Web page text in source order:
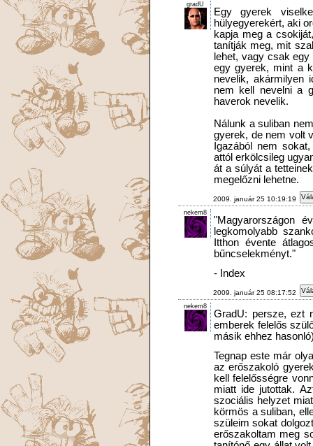
gradU
Egy gyerek
hülyegyerekért, aki
kapja meg a
tanítják meg, mit
lehet, vagy csak
egy gyerek, mint a
nevelik, akármilyen
nem kell nevelni a
haverok nevelik.
Nálunk a suliban
gyerek, de nem volt
Igazából nem
attól erkölcsileg
át a súlyát a
megelőzni lehetne.
2009. január 25 10:19:19
nekem8
"Magyarországon
legkomolyabb
Itthon évente
bűncselekményt."
- Index
2009. január 25 08:17:52
nekem8
GradU: persze, ezt
emberek felelős
másik ehhez
Tegnap este már
az erőszakoló
kell felelősségre
miatt ide jutottak.
szociális helyzet
körmös a suliban,
szüleim sokat
erőszakoltam meg